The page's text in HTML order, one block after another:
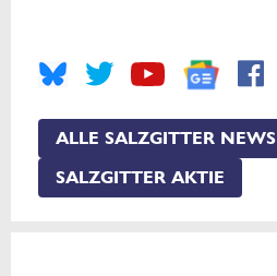
ALLE SALZGITTER NEWS
SALZGITTER AKTIE